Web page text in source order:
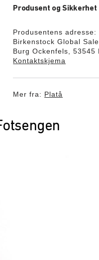
Produsent og Sikkerhet
Produsentens adresse:
Birkenstock Global
Burg Ockenfels, 53545
Kontaktskjema
Mer fra: Platå